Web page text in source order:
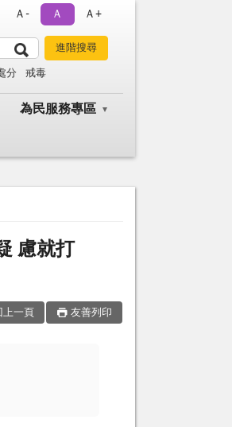
Ａ- Ａ Ａ+
分 戒毒
為民服務專區
慮就打
上一頁 友善列印